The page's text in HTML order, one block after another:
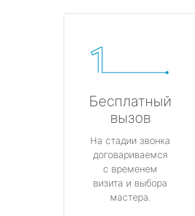
Бесплатный
вызов
На стадии звонка
договариваемся
с временем
визита и выбора
мастера.